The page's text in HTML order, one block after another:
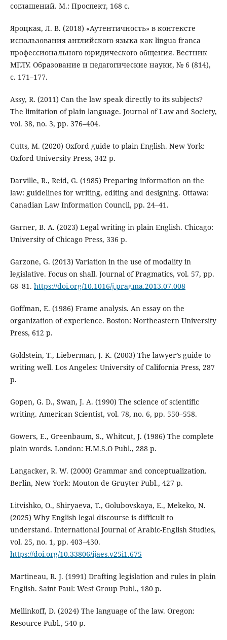
соглашений. М.: Проспект, 168 с.
Яроцкая, Л. В. (2018) «Аутентичность» в контексте
использования английского языка как lingua franca
профессионального юридического общения. Вестник
МГЛУ. Образование и педагогические науки, № 6 (814),
с. 171–177.
Assy, R. (2011) Can the law speak directly to its subjects?
The limitation of plain language. Journal of Law and Society,
vol. 38, no. 3, pp. 376–404.
Cutts, M. (2020) Oxford guide to plain English. New York:
Oxford University Press, 342 p.
Darville, R., Reid, G. (1985) Preparing information on the
law: guidelines for writing, editing and designing. Ottawa:
Canadian Law Information Council, pp. 24–41.
Garner, B. A. (2023) Legal writing in plain English. Chicago:
University of Chicago Press, 336 p.
Garzone, G. (2013) Variation in the use of modality in
legislative. Focus on shall. Journal of Pragmatics, vol. 57, pp.
68–81. https://doi.org/10.1016/j.pragma.2013.07.008
Goffman, E. (1986) Frame analysis. An essay on the
organization of experience. Boston: Northeastern University
Press, 612 p.
Goldstein, T., Lieberman, J. K. (2003) The lawyer’s guide to
writing well. Los Angeles: University of California Press, 287
p.
Gopen, G. D., Swan, J. A. (1990) The science of scientific
writing. American Scientist, vol. 78, no. 6, pp. 550–558.
Gowers, E., Greenbaum, S., Whitcut, J. (1986) The complete
plain words. London: H.M.S.O Publ., 288 p.
Langacker, R. W. (2000) Grammar and conceptualization.
Berlin, New York: Mouton de Gruyter Publ., 427 p.
Litvishko, O., Shiryaeva, T., Golubovskaya, E., Mekeko, N.
(2025) Why English legal discourse is difficult to
understand. International Journal of Arabic-English Studies,
vol. 25, no. 1, pp. 403–430.
https://doi.org/10.33806/ijaes.v25i1.675
Martineau, R. J. (1991) Drafting legislation and rules in plain
English. Saint Paul: West Group Publ., 180 p.
Mellinkoff, D. (2024) The language of the law. Oregon:
Resource Publ., 540 p.